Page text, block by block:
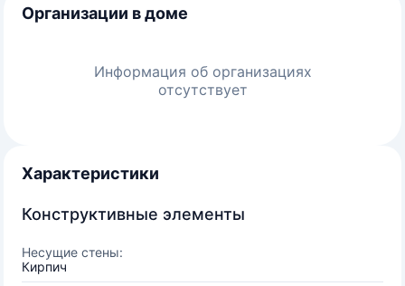
Организации в доме
Информация об организациях
отсутствует
Характеристики
Конструктивные элементы
Несущие стены:
Кирпич